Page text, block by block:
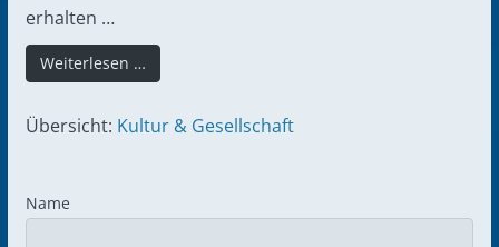
erhalten …
Weiterlesen …
Übersicht: Kultur & Gesellschaft
Name